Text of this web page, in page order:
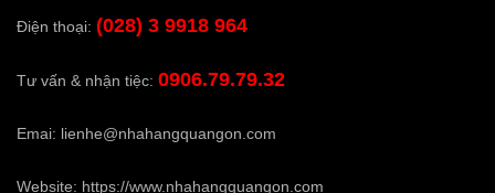
Điện thoại: (028) 3 9918 964
Tư vấn & nhận tiệc: 0906.79.79.32
Emai: lienhe@nhahangquangon.com
Website: https://www.nhahangquangon.com